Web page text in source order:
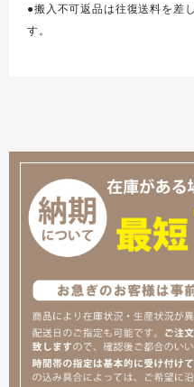
●搬入不可返品は往復送料を差
す。